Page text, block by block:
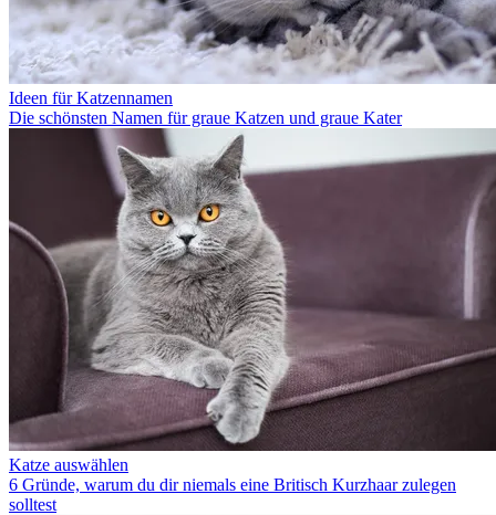
Ideen für Katzennamen
Die schönsten Namen für graue Katzen und graue Kater
Katze auswählen
6 Gründe, warum du dir niemals eine Britisch Kurzhaar zulegen
solltest